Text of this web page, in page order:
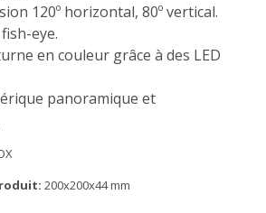
120º horizontal, 80º vertical.
eye.
en couleur grâce à des LED
panoramique et
200x200x44 mm